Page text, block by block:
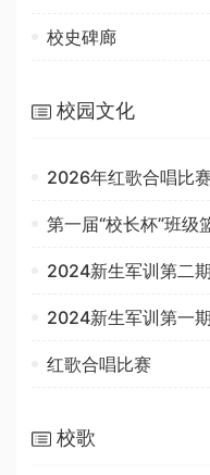
校史碑廊
校园文化
2026年红歌合唱比赛
第一届“校长杯”班级
2024新生军训第二期
2024新生军训第一期
红歌合唱比赛
校歌